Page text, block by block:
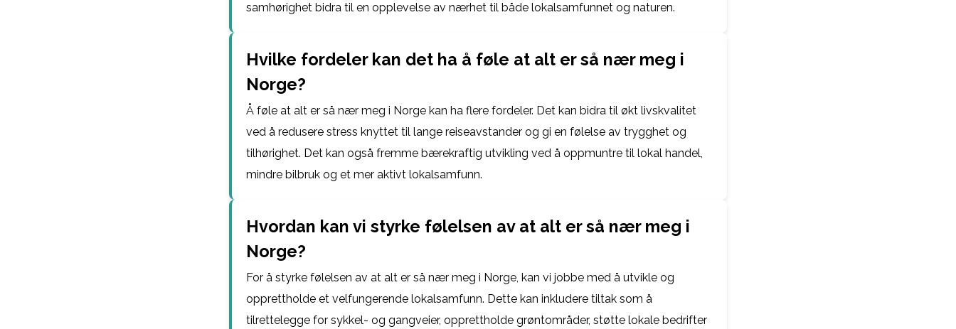
samhørighet bidra til en opplevelse av nærhet til både lokalsamfunnet og naturen.
Hvilke fordeler kan det ha å føle at alt er så nær meg i
Norge?
Å føle at alt er så nær meg i Norge kan ha flere fordeler. Det kan bidra til økt livskvalitet
ved å redusere stress knyttet til lange reiseavstander og gi en følelse av trygghet og
tilhørighet. Det kan også fremme bærekraftig utvikling ved å oppmuntre til lokal handel,
mindre bilbruk og et mer aktivt lokalsamfunn.
Hvordan kan vi styrke følelsen av at alt er så nær meg i
Norge?
For å styrke følelsen av at alt er så nær meg i Norge, kan vi jobbe med å utvikle og
opprettholde et velfungerende lokalsamfunn. Dette kan inkludere tiltak som å
tilrettelegge for sykkel- og gangveier, opprettholde grøntområder, støtte lokale bedrifter